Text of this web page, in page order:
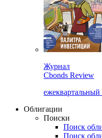
Cbonds Review